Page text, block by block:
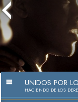
UNIDOS POR
HACIENDO DE LOS